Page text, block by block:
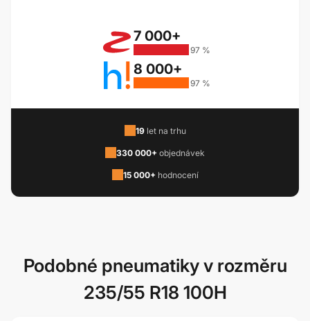
7 000+
97 %
8 000+
97 %
19let na trhu
330 000+ objednávek
15 000+ hodnocení
Podobné pneumatiky v rozměru
235/55 R18 100H